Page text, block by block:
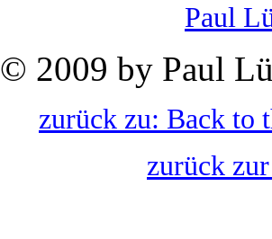
Paul
© 2009 by Paul
zurück zu: Back to
zurück